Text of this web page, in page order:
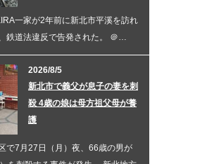
一家が2年前に新北市平溪を訪れ
鉄道法違反で告発された。 ＠…
2026/8/5
新北市で義父が息子の妻を刺
殺 4歳の娘は母方祖父母が養
護
で7月27日（月）夜、66歳の男が